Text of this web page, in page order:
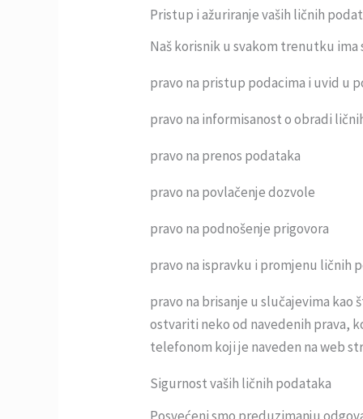
Pristup i ažuriranje vaših ličnih
Naš korisnik u svakom trenutku ima
pravo na pristup podacima i uvid u
pravo na informisanost o obradi
pravo na prenos podataka
pravo na povlačenje dozvole
pravo na podnošenje prigovora
pravo na ispravku i promjenu ličnih
pravo na brisanje u slučajevima
ostvariti neko od navedenih prava,
telefonom koji je naveden na web
Sigurnost vaših ličnih podataka